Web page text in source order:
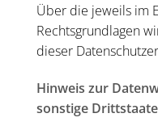
Über die jeweils im
Rechtsgrundlagen
dieser
Hinweis zur
sonstige